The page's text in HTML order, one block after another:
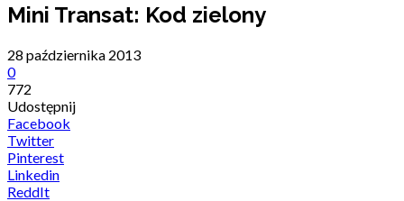
Mini Transat: Kod zielony
28 października 2013
0
772
Udostępnij
Facebook
Twitter
Pinterest
Linkedin
ReddIt